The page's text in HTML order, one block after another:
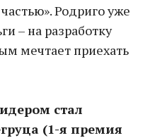
Родриго уже
– на разработку
мечтает приехать
стал
(1-я премия